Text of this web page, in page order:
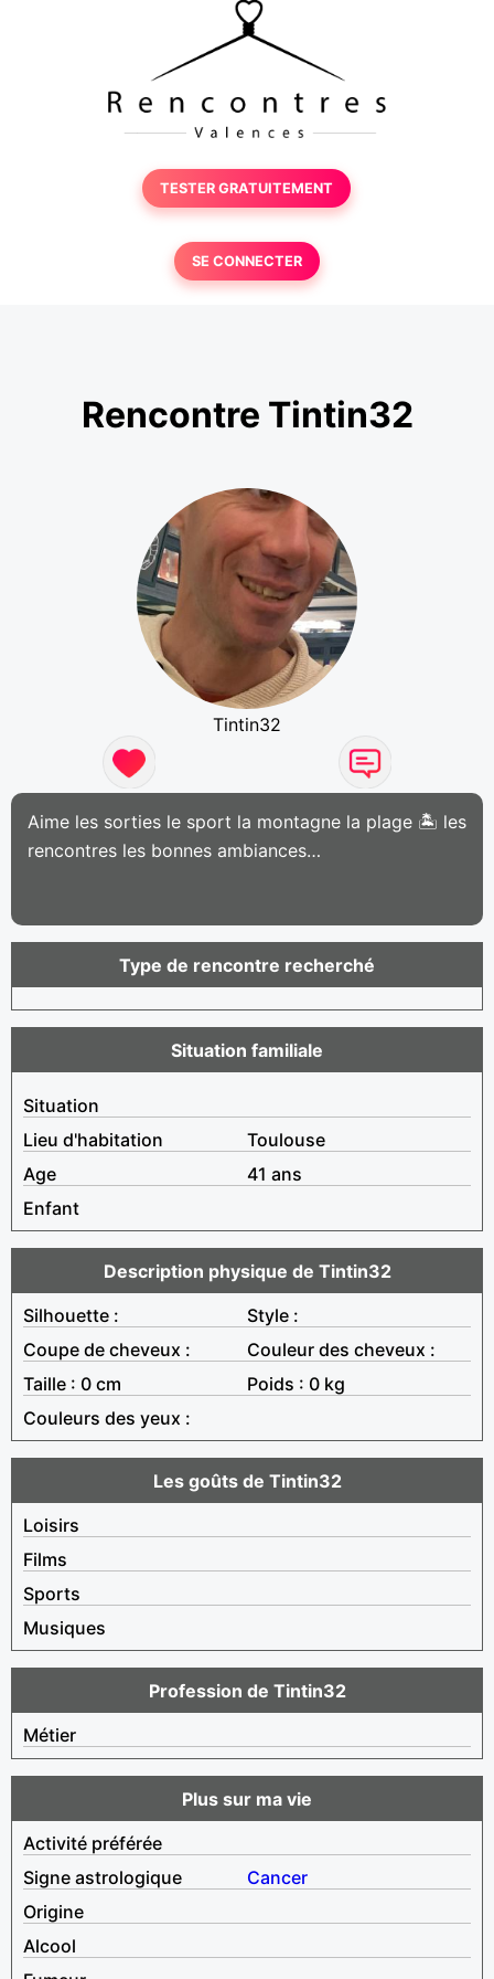
TESTER GRATUITEMENT
SE CONNECTER
Rencontre Tintin32
Tintin32
Aime les sorties le sport la montagne la plage 🏝️ les
rencontres les bonnes ambiances…
Type de rencontre recherché
Situation familiale
Situation
Lieu d'habitation
Toulouse
Age
41 ans
Enfant
Description physique de Tintin32
Silhouette :
Style :
Coupe de cheveux :
Couleur des cheveux :
Taille : 0 cm
Poids : 0 kg
Couleurs des yeux :
Les goûts de Tintin32
Loisirs
Films
Sports
Musiques
Profession de Tintin32
Métier
Plus sur ma vie
Activité préférée
Signe astrologique
Cancer
Origine
Alcool